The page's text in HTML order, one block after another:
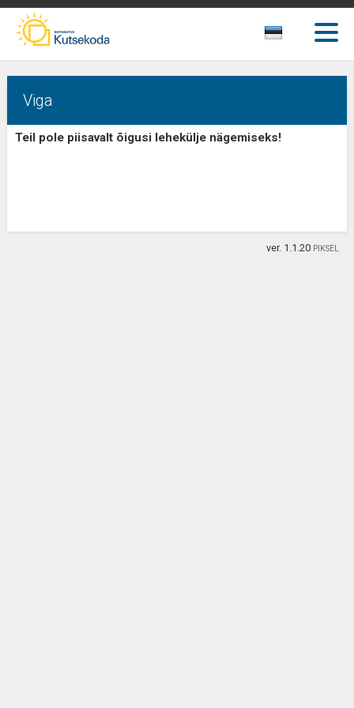
Viga
Teil pole piisavalt õigusi lehekülje nägemiseks!
ver. 1.1.20 PIKSEL